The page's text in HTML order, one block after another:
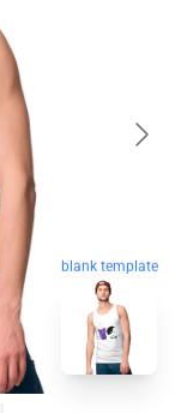
blank template